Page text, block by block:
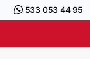
533 053 44 95